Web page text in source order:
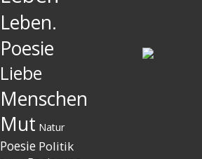
Leben.
Poesie
Liebe
Menschen
Mut Natur
Poesie Politik